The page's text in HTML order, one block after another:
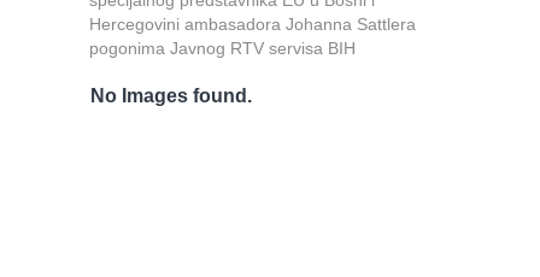
Hercegovini ambasadora Johanna Sattlera
pogonima Javnog RTV servisa BIH
No Images found.